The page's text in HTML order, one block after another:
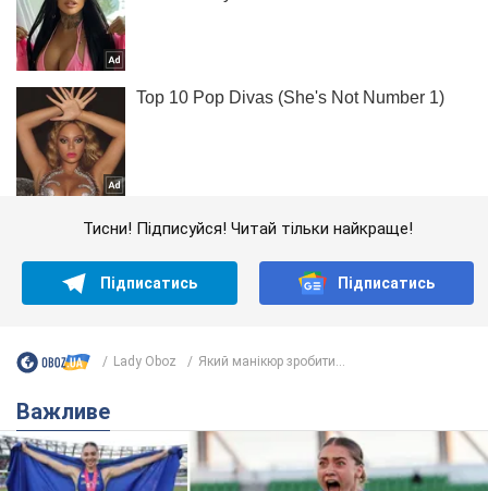
Тисни! Підписуйся! Читай тільки найкраще!
Підписатись Підписатись
Lady Oboz Який манікюр зробити...
Важливе